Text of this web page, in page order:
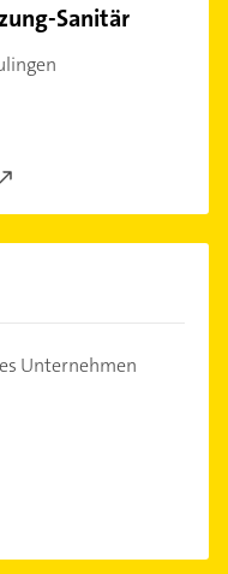
Sanitär
Unternehmen